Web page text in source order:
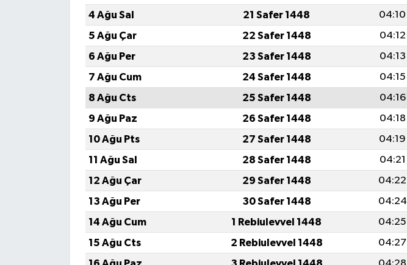
4 Ağu Sal
21 Safer 1448 04:10
5 Ağu Çar
22 Safer 1448 04:12
6 Ağu Per
23 Safer 1448 04:13
7 Ağu Cum
24 Safer 1448 04:15
8 Ağu Cts
25 Safer 1448 04:16
9 Ağu Paz
26 Safer 1448 04:18
10 Ağu Pts
27 Safer 1448 04:19
11 Ağu Sal
28 Safer 1448 04:21
12 Ağu Çar
29 Safer 1448 04:22
13 Ağu Per
30 Safer 1448 04:24
14 Ağu Cum
1 Rebiulevvel 1448 04:25
15 Ağu Cts
2 Rebiulevvel 1448 04:27